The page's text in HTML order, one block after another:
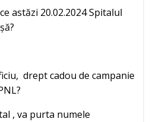
astăzi 20.02.2024 Spitalul
drept cadou de campanie
, va purta numele